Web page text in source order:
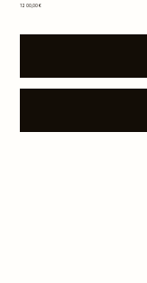
Kaina
1 200,00 €